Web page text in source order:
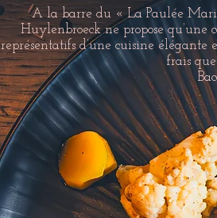
A la barre du « La Paulée
Huylenbroeck ne propose
représentatifs d’une cuisine élégante
frais que